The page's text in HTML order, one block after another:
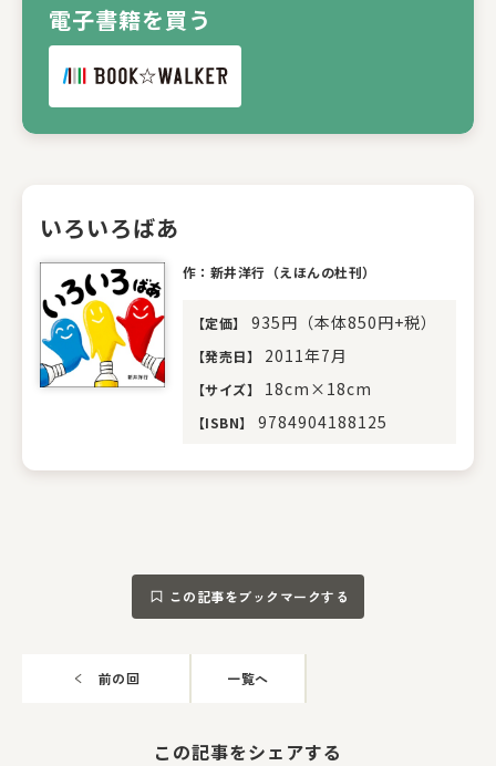
電子書籍を買う
いろいろばあ
作：新井洋行（えほんの杜刊）
【定価】 935円（本体850円+税）
【発売日】 2011年7月
【サイズ】 18cm×18cm
【ISBN】 9784904188125
この記事をブックマークする
前の回 一覧へ
この記事をシェアする